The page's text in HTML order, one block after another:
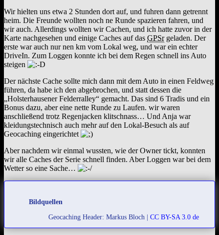
Wir hielten uns etwa 2 Stunden dort auf, und fuhren dann getrennt
heim. Die Freunde wollten noch ne Runde spazieren fahren, und
wir auch. Allerdings wollten wir Cachen, und ich hatte zuvor in der
Karte nachgesehen und einige Caches auf das GPSrgeladen. Der
erste war auch nur nen km vom Lokal weg, und war ein echter
DriveIn. Zum Loggen konnte ich bei dem Regen schnell ins Auto
steigen
Der nächste Cache sollte mich dann mit dem Auto in einen Feldweg
führen, da habe ich den abgebrochen, und statt dessen die
„Holsterhausener Felderralley“ gemacht. Das sind 6 Tradis und ein
Bonus dazu, aber eine nette Runde zu Laufen. wir waren
anschließend trotz Regenjacken klitschnass… Und Anja war
kleidungstechnisch auch mehr auf den Lokal-Besuch als auf
Geocaching eingerichtet
Aber nachdem wir einmal wussten, wie der Owner tickt, konnten
wir alle Caches der Serie schnell finden. Aber Loggen war bei dem
Wetter so eine Sache…
Bildquellen
Geocaching Header: Markus Bloch | CC BY-SA 3.0 de